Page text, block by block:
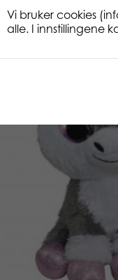
Vi bruker cookies
alle. I innstillingene